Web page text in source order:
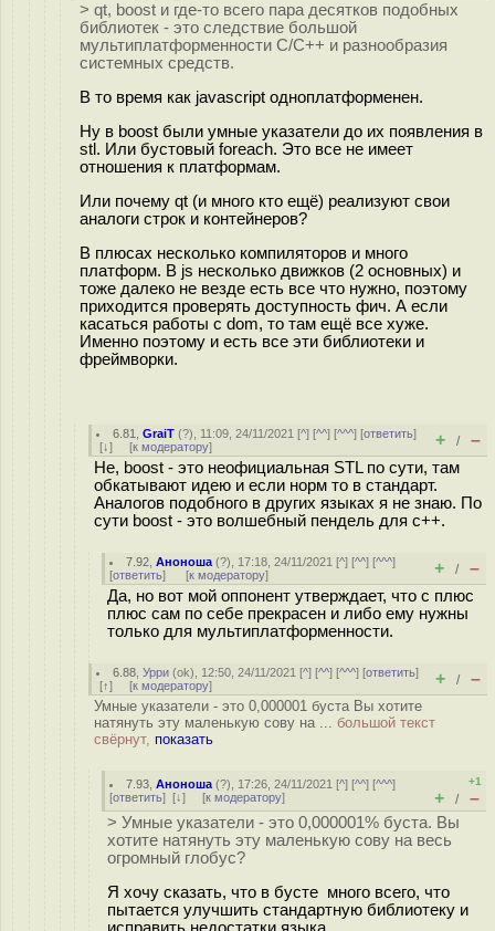
> qt, boost и где-то всего пара десятков подобных
библиотек - это следствие большой
мультиплатформенности С/С++ и разнообразия
системных средств.
В то время как javascript одноплатформенен.
Ну в boost были умные указатели до их появления в
stl. Или бустовый foreach. Это все не имеет
отношения к платформам.
Или почему qt (и много кто ещё) реализуют свои
аналоги строк и контейнеров?
В плюсах несколько компиляторов и много
платформ. В js несколько движков (2 основных) и
тоже далеко не везде есть все что нужно, поэтому
приходится проверять доступность фич. А если
касаться работы с dom, то там ещё все хуже.
Именно поэтому и есть все эти библиотеки и
фреймворки.
6.81 ,GraiT (?), 11:09, 24/11/2021 [^] [^^] [^^^] [ответить]
[↓] [к модератору] + / –
Не, boost - это неофициальная STL по сути, там
обкатывают идею и если норм то в стандарт.
Аналогов подобного в других языках я не знаю. По
сути boost - это волшебный пендель для c++.
7.92 ,Аноноша (?), 17:18, 24/11/2021 [^] [^^] [^^^]
[ответить] [к модератору] + / –
Да, но вот мой оппонент утверждает, что с плюс
плюс сам по себе прекрасен и либо ему нужны
только для мультиплатформенности.
6.88 ,Урри (ok), 12:50, 24/11/2021 [^] [^^] [^^^] [ответить]
[↑] [к модератору] + / –
Умные указатели - это 0,000001 буста Вы хотите
натянуть эту маленькую сову на ... большой текст
свёрнут, показать
7.93 ,Аноноша (?), 17:26, 24/11/2021 [^] [^^] [^^^]
[ответить] [↓] [к модератору]
+1
+ / –
> Умные указатели - это 0,000001% буста. Вы
хотите натянуть эту маленькую сову на весь
огромный глобус?
Я хочу сказать, что в бусте много всего, что
пытается улучшить стандартную библиотеку и